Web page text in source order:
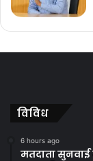
विविध
6 hours ago
मतदाता सुनवाई